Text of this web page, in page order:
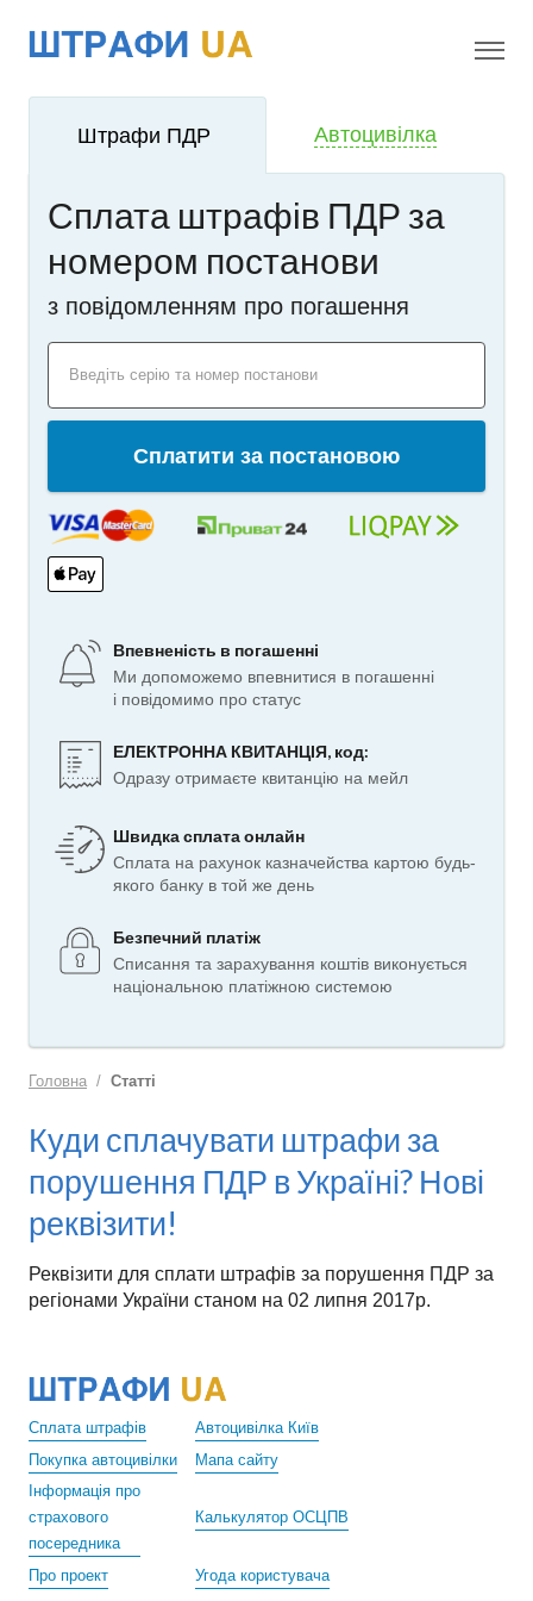
i!
Штрафи ПДР Автоцивілка
Сплата штрафів ПДР за
номером постанови
з повідомленням про погашення
Введіть серію та номер постанови
Сплатити за постановою
Впевненість в погашенні
Ми допоможемо впевнитися в погашенні
і повідомимо про статус
ЕЛЕКТРОННА КВИТАНЦІЯ, код:
Одразу отримаєте квитанцію на мейл
Швидка сплата онлайн
Сплата на рахунок казначейства картою будь-
якого банку в той же день
Безпечний платіж
Списання та зарахування коштів виконується
національною платіжною системою
Головна Статті
Куди сплачувати штрафи за
порушення ПДР в Україні? Нові
реквізити!
Реквізити для сплати штрафів за порушення ПДР за
регіонами України станом на 02 липня 2017р.
Про проект
Угода користувача
Сплата штрафів
Автоцивілка Київ
Покупка автоцивілки
Мапа сайту
Інформація про
страхового
посередника
Калькулятор ОСЦПВ